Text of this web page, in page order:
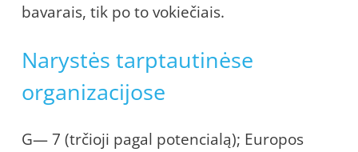
bavarais, tik po to vokiečiais.
Narystės tarptautinėse
organizacijose
G— 7 (trčioji pagal potencialą); Europos